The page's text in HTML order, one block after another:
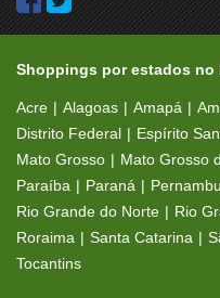
Shoppings por estados no
Acre Alagoas Amapá
Distrito Federal
Espírito
Mato Grosso
Mato Grosso
Paraíba
Paraná
Rio Grande do Norte
Rio
Roraima
Santa Catarina
Tocantins